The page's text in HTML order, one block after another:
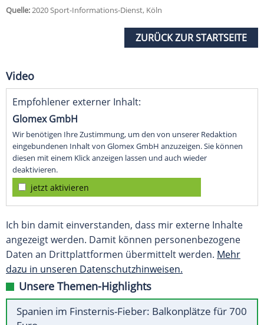
Quelle:2020 Sport-Informations-Dienst, Köln
ZURÜCK ZUR STARTSEITE
Video
Empfohlener externer Inhalt:
Glomex GmbH
Wir benötigen Ihre Zustimmung, um den von unserer Redaktion
eingebundenen Inhalt von Glomex GmbH anzuzeigen. Sie können
diesen mit einem Klick anzeigen lassen und auch wieder
deaktivieren.
jetzt aktivieren
Ich bin damit einverstanden, dass mir externe Inhalte
angezeigt werden. Damit können personenbezogene
Daten an Drittplattformen übermittelt werden. Mehr
dazu in unseren Datenschutzhinweisen.
Unsere Themen-Highlights
Spanien im Finsternis-Fieber: Balkonplätze für 700